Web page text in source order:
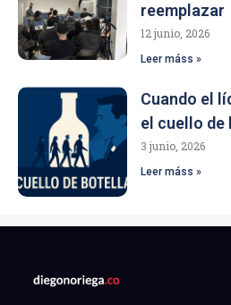
reemplazar
12 junio, 2026
Leer máss »
Cuando el
el cuello de
3 junio, 2026
Leer máss »